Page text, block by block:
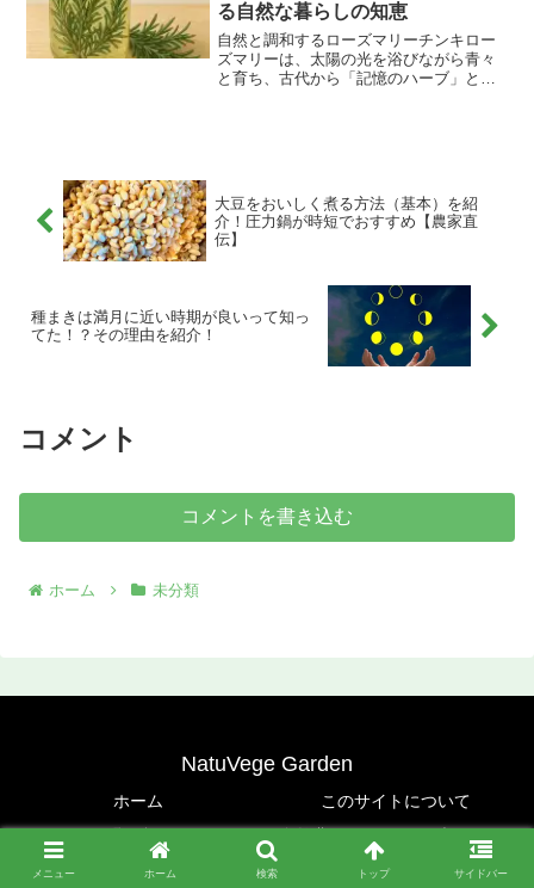
る自然な暮らしの知恵
自然と調和するローズマリーチンキロー
ズマリーは、太陽の光を浴びながら青々
と育ち、古代から「記憶のハーブ」とし
大豆をおいしく煮る方法（基本）を紹
介！圧力鍋が時短でおすすめ【農家直
伝】
種まきは満月に近い時期が良いって知っ
てた！？その理由を紹介！
コメント
コメントを書き込む
ホーム 未分類
NatuVege Garden
ホーム
このサイトについて
© 2021 NatuVege Garden.
メニュー ホーム 検索 トップ サイドバー